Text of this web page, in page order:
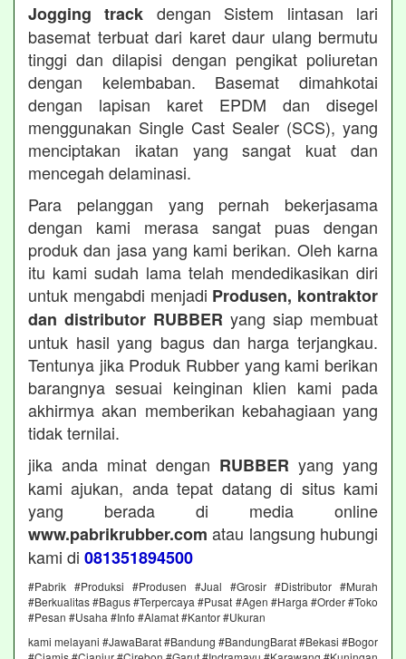
Jogging track dengan Sistem lintasan lari
basemat terbuat dari karet daur ulang bermutu
tinggi dan dilapisi dengan pengikat poliuretan
dengan kelembaban. Basemat dimahkotai
dengan lapisan karet EPDM dan disegel
menggunakan Single Cast Sealer (SCS), yang
menciptakan ikatan yang sangat kuat dan
mencegah delaminasi.
Para pelanggan yang pernah bekerjasama
dengan kami merasa sangat puas dengan
produk dan jasa yang kami berikan. Oleh karna
itu kami sudah lama telah mendedikasikan diri
untuk mengabdi menjadi Produsen, kontraktor
dan distributor RUBBER yang siap membuat
untuk hasil yang bagus dan harga terjangkau.
Tentunya jika Produk Rubber yang kami berikan
barangnya sesuai keinginan klien kami pada
akhirmya akan memberikan kebahagiaan yang
tidak ternilai.
jika anda minat dengan RUBBER yang yang
kami ajukan, anda tepat datang di situs kami
yang berada di media online
www.pabrikrubber.com atau langsung hubungi
kami di 081351894500
#Pabrik #Produksi #Produsen #Jual #Grosir #Distributor #Murah
#Berkualitas #Bagus #Terpercaya #Pusat #Agen #Harga #Order #Toko
#Pesan #Usaha #Info #Alamat #Kantor #Ukuran
kami melayani #JawaBarat #Bandung #BandungBarat #Bekasi #Bogor